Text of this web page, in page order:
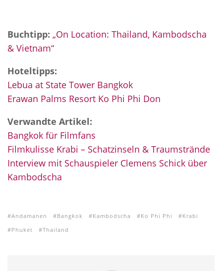
Buchtipp: „On Location: Thailand, Kambodscha
& Vietnam“
Hoteltipps:
Lebua at State Tower Bangkok
Erawan Palms Resort Ko Phi Phi Don
Verwandte Artikel:
Bangkok für Filmfans
Filmkulisse Krabi – Schatzinseln & Traumstrände
Interview mit Schauspieler Clemens Schick über
Kambodscha
Andamanen Bangkok Kambodscha Ko Phi Phi
Krabi
Phuket
Thailand